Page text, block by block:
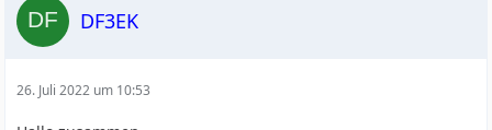
DF3EK
26. Juli 2022 um 10:53